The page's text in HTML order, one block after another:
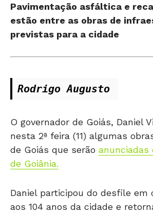
Pavimentação asfáltica e
estão entre as obras de
previstas para a cidade
Rodrigo Augusto
O governador de Goiás, Daniel
nesta 2ª feira (11) algumas
de Goiás que serão anunciadas
de Goiânia.
Daniel participou do desfile em
aos 104 anos da cidade e